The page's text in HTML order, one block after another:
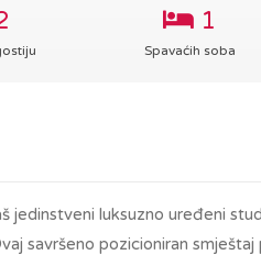
1
Spavaćih soba
jedinstveni luksuzno uređeni
savršeno pozicioniran